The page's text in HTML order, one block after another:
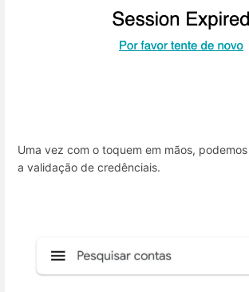
Uma vez com o toquem em mãos,
a validação de credênciais.